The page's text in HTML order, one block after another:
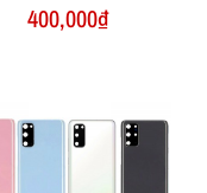
400,000₫